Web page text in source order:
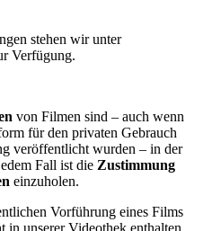
stehen wir unter
Verfügung.
von Filmen sind – auch wenn
für den privaten Gebrauch
veröffentlicht wurden – in der
Fall ist die Zustimmung
einzuholen.
Vorführung eines Films
in unserer Videothek enthalten